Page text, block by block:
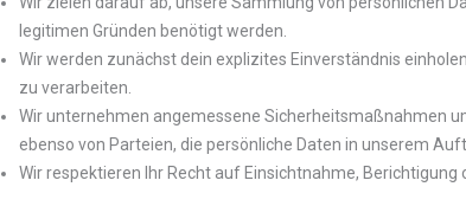
legitimen Gründen benötigt werden.
Wir werden zunächst dein explizites Einverständnis
zu verarbeiten.
Wir unternehmen angemessene Sicherheitsmaßnahmen
ebenso von Parteien, die persönliche Daten in unserem
Wir respektieren Ihr Recht auf Einsichtnahme,